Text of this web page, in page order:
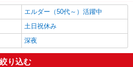
る
エルダー（50代～）活躍中
土日祝休み
深夜
り込む